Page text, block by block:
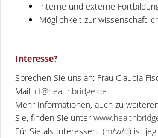
interne und externe
Möglichkeit zur
Interesse?
Sprechen Sie uns an: Frau Claudia
Mail: cf@healthbridge.de
Mehr Informationen, auch zu
Sie, finden Sie unter
Für Sie als Interessent (m/w/d) ist